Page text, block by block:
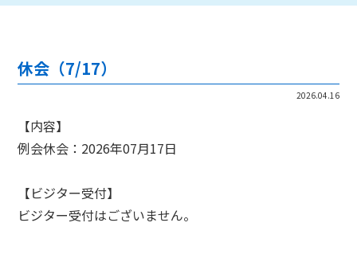
休会（7/17）
2026.04.16
【内容】
例会休会：2026年07月17日
【ビジター受付】
ビジター受付はございません。